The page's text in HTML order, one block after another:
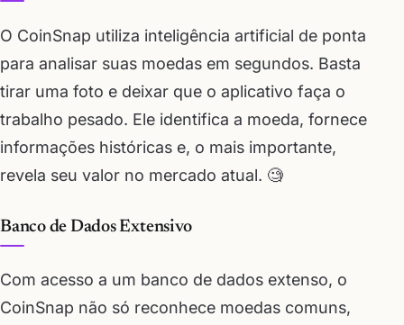
O CoinSnap utiliza inteligência artificial de ponta
para analisar suas moedas em segundos. Basta
tirar uma foto e deixar que o aplicativo faça o
trabalho pesado. Ele identifica a moeda, fornece
informações históricas e, o mais importante,
revela seu valor no mercado atual. 🧐
Banco de Dados Extensivo
Com acesso a um banco de dados extenso, o
CoinSnap não só reconhece moedas comuns,